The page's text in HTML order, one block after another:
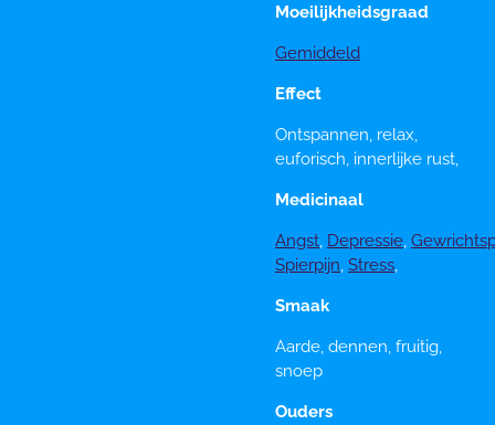
Moeilijkheidsgraad
Gemiddeld
Effect
Ontspannen, relax,
euforisch, innerlijke rust,
Medicinaal
Angst, Depressie,
Spierpijn, Stress,
Smaak
Aarde, dennen, fruitig,
snoep
Ouders